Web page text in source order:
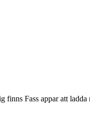
finns Fass appar att